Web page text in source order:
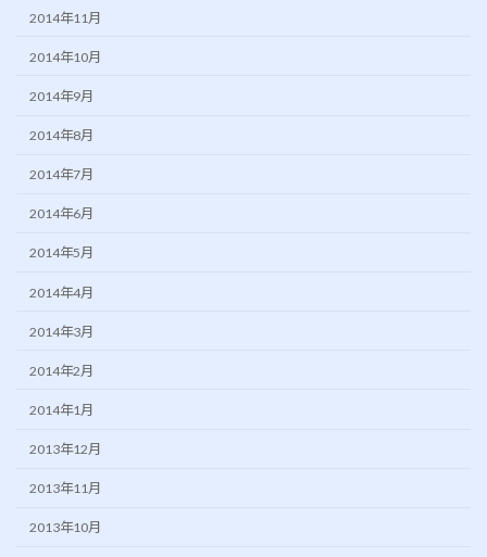
2014年11月
2014年10月
2014年9月
2014年8月
2014年7月
2014年6月
2014年5月
2014年4月
2014年3月
2014年2月
2014年1月
2013年12月
2013年11月
2013年10月